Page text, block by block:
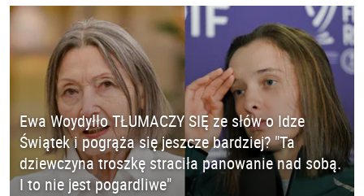
Ewa Woydyłło TŁUMACZY SIĘ ze słów o Idze
Świątek i pogrąża się jeszcze bardziej? "Ta
dziewczyna troszkę straciła panowanie nad sobą.
I to nie jest pogardliwe"